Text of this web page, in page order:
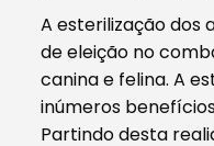
A esterilização dos
de eleição no
canina e felina. A
inúmeros
Partindo desta